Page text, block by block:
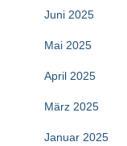
Juni 2025
Mai 2025
April 2025
März 2025
Januar 2025